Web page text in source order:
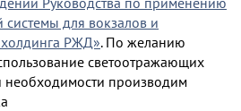
для вокзалов и
РЖД». По желанию
светоотражающих
необходимости производим